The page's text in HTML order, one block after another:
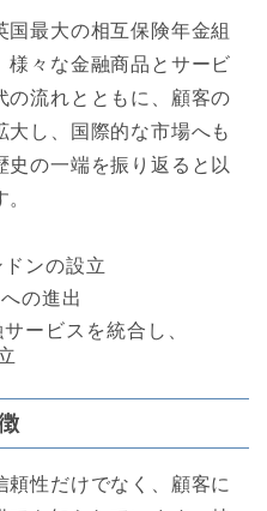
国最大の相互保険年金組
様々な金融商品とサービ
の流れとともに、顧客の
大し、国際的な市場へも
史の一端を振り返ると以
ンの設立
の進出
ービスを統合し、
頼性だけでなく、顧客に